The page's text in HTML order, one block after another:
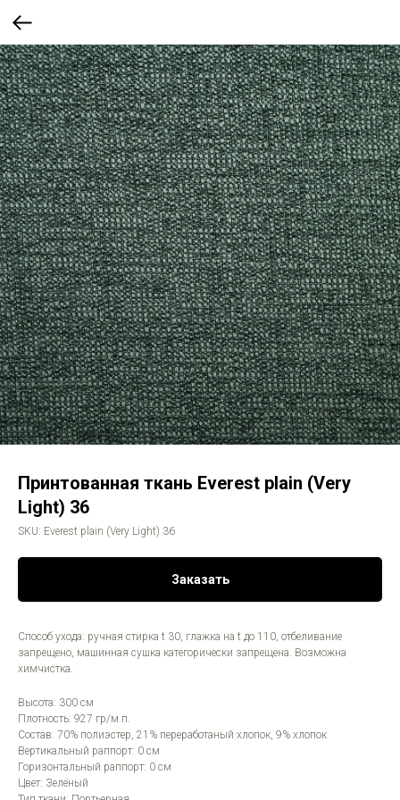
Принтованная ткань Everest plain (Very
Light) 36
SKU: Everest plain (Very Light) 36
Заказать
Способ ухода: ручная стирка t 30, глажка на t до 110, отбеливание
запрещено, машинная сушка категорически запрещена. Возможна
химчистка.
Высота: 300 см
Плотность: 927 гр/м.п.
Состав: 70% полиэстер, 21% переработаный хлопок, 9% хлопок
Вертикальный раппорт: 0 см
Горизонтальный раппорт: 0 см
Цвет: Зелёный